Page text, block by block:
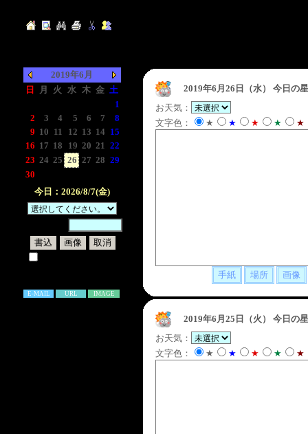
2019年6月
日
月 火 水 木 金 土
1
2
3 4 5 6 7
8
9 10 11 12 13 14 15
16 17 18 19 20 21 22
23 24 25 26 27 28 29
30
今日：2026/8/7(金)
E-MAIL URL IMAGE
2019年6月26日（水）
今日の
お天気：
文字色：
★ ★ ★ ★ ★
2019年6月25日（火）
今日の
お天気：
文字色：
★ ★ ★ ★ ★